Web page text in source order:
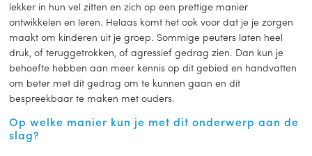
lekker in hun vel zitten en zich op een prettige manier
ontwikkelen en leren. Helaas komt het ook voor dat je je zorgen
maakt om kinderen uit je groep. Sommige peuters laten heel
druk, of teruggetrokken, of agressief gedrag zien. Dan kun je
behoefte hebben aan meer kennis op dit gebied en handvatten
om beter met dit gedrag om te kunnen gaan en dit
bespreekbaar te maken met ouders.
Op welke manier kun je met dit onderwerp aan de
slag?